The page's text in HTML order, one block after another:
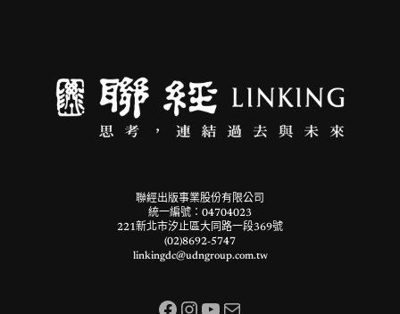
聯經出版事業股份有限公司
統一編號：04704023
221新北市汐止區大同路一段369號
(02)8692-5747
linkingdc@udngroup.com.tw